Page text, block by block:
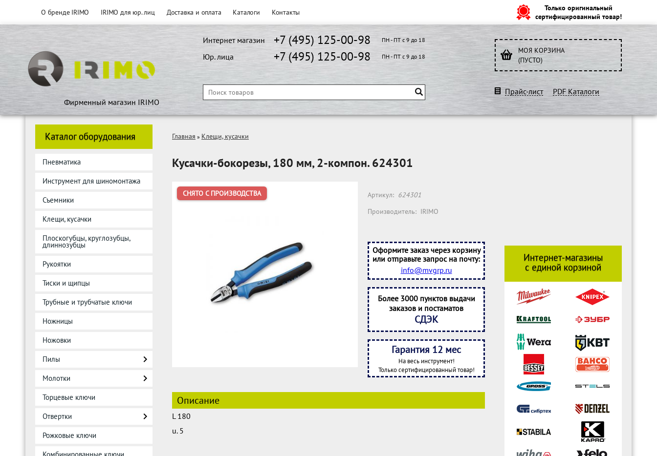
О бренде IRIMO IRIMO для юр. лиц Доставка и оплата Каталоги Контакты
Только оригинальный
сертифицированный товар!
Фирменный магазин IRIMO
Интернет магазин +7 (495) 125-00-98 ПН - ПТ с 9 до 18
Юр. лица +7 (495) 125-00-98 ПН - ПТ с 9 до 18
МОЯ КОРЗИНА
(ПУСТО)
Прайс-лист PDF Каталоги
Каталог оборудования
Пневматика
Инструмент для шиномонтажа
Съемники
Клещи, кусачки
Плоскогубцы, круглозубцы,
длиннозубцы
Рукоятки
Тиски и щипцы
Трубные и трубчатые ключи
Ножницы
Ножовки
Пилы
Молотки
Торцевые ключи
Отвертки
Рожковые ключи
Главная » Клещи, кусачки
Кусачки-бокорезы, 180 мм, 2-компон. 624301
СНЯТО С ПРОИЗВОДСТВА Артикул: 624301
Производитель: IRIMO
Оформите заказ через корзину
или отправьте запрос на почту:
info@mvgrp.ru
Более 3000 пунктов выдачи
заказов и постаматов
СДЭК
Гарантия 12 мес
На весь инструмент!
Только сертифицированный товар!
Описание
L 180
u. 5
Интернет-магазины
с единой корзиной